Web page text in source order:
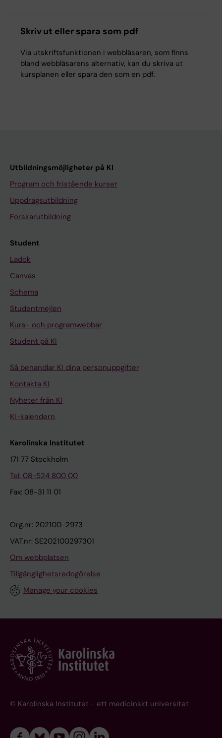
Skriv ut eller spara som pdf
Via utskriftsfunktionen i webbläsaren, som finns
bland webbläsarens alternativ, kan du skriva ut
kursplanen eller spara den som en pdf.
Utbildningsmöjligheter på KI
Program och fristående kurser
Uppdragsutbildning
Forskarutbildning
Student
Ladok
Canvas
Schema
Studentmejlen
Kurs- och programwebbar
Student på KI
Så behandlar KI dina personuppgifter
Kontakta KI
Nyheter från KI
KI-kalendern
Karolinska Institutet
171 77 Stockholm
Tel: 08-524 800 00
Fax: 08-31 11 01
Org.nr: 202100-2973
VAT.nr: SE202100297301
Om webbplatsen
Tillgänglighetsredogörelse
Manage your cookies
© Karolinska Institutet - ett medicinskt universitet